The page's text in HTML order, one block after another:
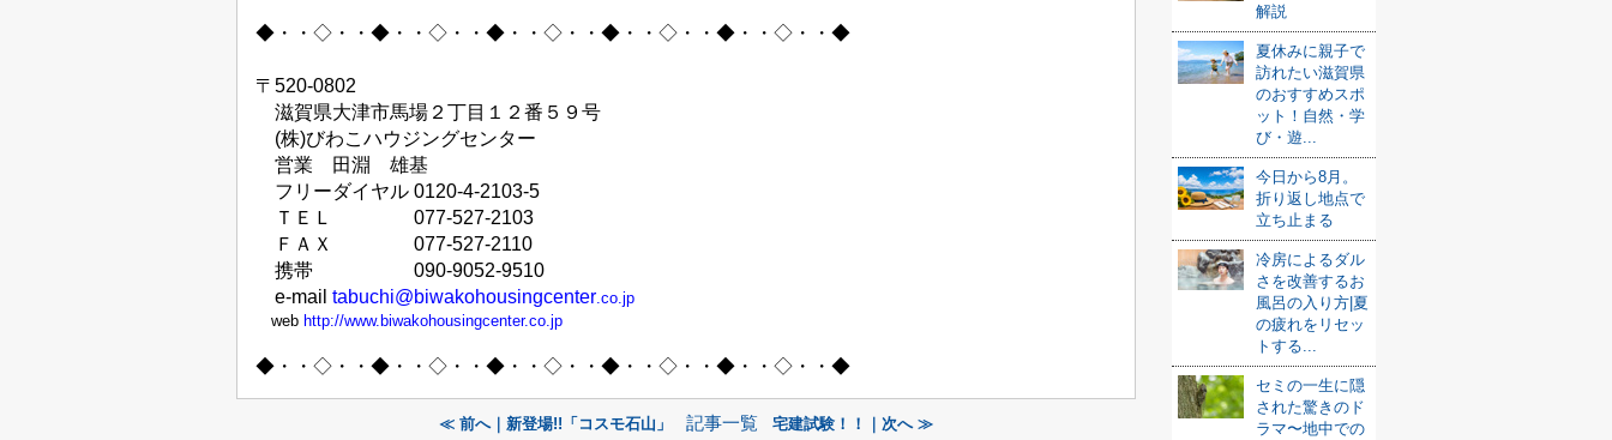
◆・・◇・・◆・・◇・・◆・・◇・・◆・・◇・・◆・・◇・・◆
〒 520-0802
滋賀県大津市馬場２丁目１２番５９号
(株)びわこハウジングセンター
営業 田淵 雄基
フリーダイヤル 0120-4-2103-5
ＴＥＬ 077-527-2103
ＦＡＸ 077-527-2110
携帯
090-9052-9510
e-mail tabuchi@biwakohousingcenter.co.jp
web http://www.biwakohousingcenter.co.jp
◆・・◇・・◆・・◇・・◆・・◇・・◆・・◇・・◆・・◇・・◆
≪ 前へ｜新登場!!「コスモ石山」 記事一覧 宅建試験！！｜次へ ≫
解説
夏休みに親子で
訪れたい滋賀県
のおすすめスポ
ット！自然・学
び・遊...
今日から8月。
折り返し地点で
立ち止まる
冷房によるダル
さを改善するお
風呂の入り方|夏
の疲れをリセッ
トする...
セミの一生に隠
された驚きのド
ラマ〜地中での